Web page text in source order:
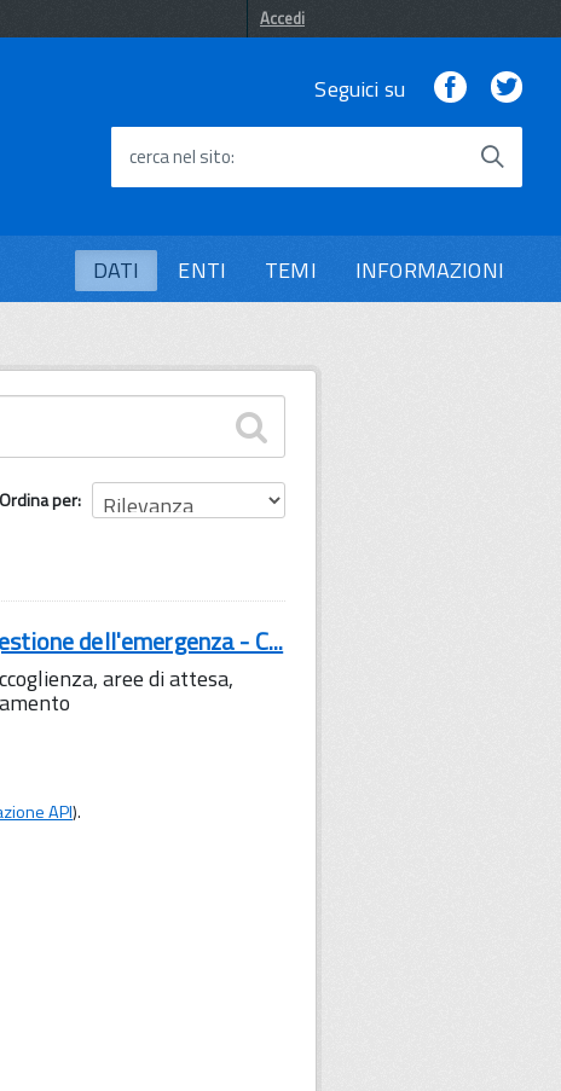
Accedi
Seguici su Facebook
cerca nel sito
DATI ENTI TEMI INFORMAZIONI
Ordina per
dell'emergenza - C...
aree di attesa,
API).